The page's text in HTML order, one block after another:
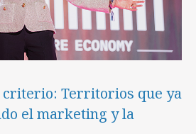
Territorios que ya
el marketing y la